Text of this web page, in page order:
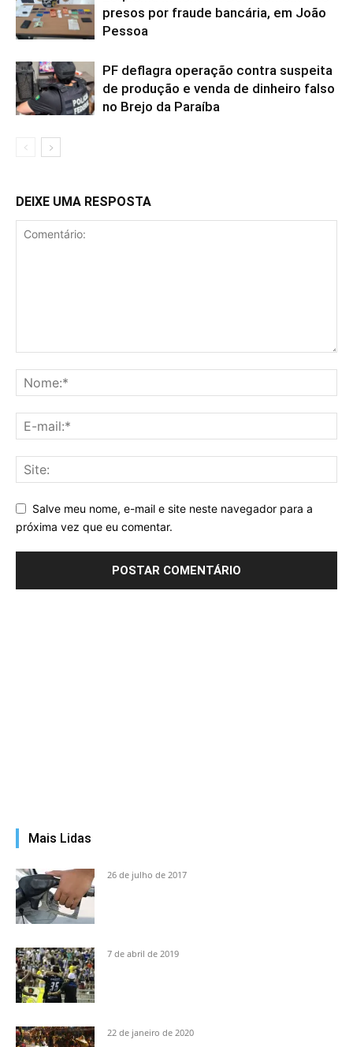
presos por fraude bancária, em João
Pessoa
PF deflagra operação contra suspeita
de produção e venda de dinheiro falso
no Brejo da Paraíba
DEIXE UMA RESPOSTA
Salve meu nome, e-mail e site neste navegador para a
próxima vez que eu comentar.
Mais Lidas
26 de julho de 2017
7 de abril de 2019
22 de janeiro de 2020